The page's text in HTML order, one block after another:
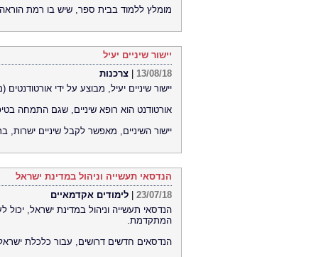
מומלץ ללמוד בבית ספר, שיש בו רמת
יישור שיניים יעיל
13/08/18
צרכנות
יישור שיניים יעיל, מבוצע על ידי אורטודנטים
אורטודנט הוא רופא שיניים, שגם התמחה
יישור השיניים, מאפשר לקבל שיניים ישרות,
הנדסאי תעשייה וניהול במדינת ישראל
23/07/18
לימודים אקדמאיים
הנדסאי תעשייה וניהול במדינת ישראל,
המתקדמת.
הנדסאים חדשים דרושים, עבור כלכלת